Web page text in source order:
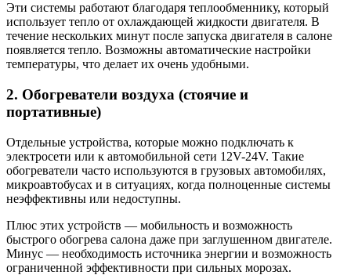
Эти системы работают благодаря теплообменнику, который
использует тепло от охлаждающей жидкости двигателя. В
течение нескольких минут после запуска двигателя в салоне
появляется тепло. Возможны автоматические настройки
температуры, что делает их очень удобными.
2. Обогреватели воздуха (стоячие и
портативные)
Отдельные устройства, которые можно подключать к
электросети или к автомобильной сети 12V-24V. Такие
обогреватели часто используются в грузовых автомобилях,
микроавтобусах и в ситуациях, когда полноценные системы
неэффективны или недоступны.
Плюс этих устройств — мобильность и возможность
быстрого обогрева салона даже при заглушенном двигателе.
Минус — необходимость источника энергии и возможность
ограниченной эффективности при сильных морозах.